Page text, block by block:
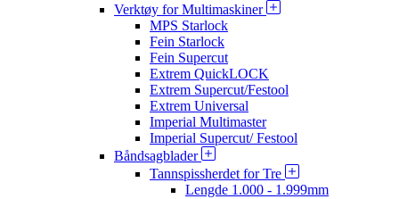
Verktøy for Multimaskiner
MPS Starlock
Fein Starlock
Fein Supercut
Extrem QuickLOCK
Extrem Supercut/Festool
Extrem Universal
Imperial Multimaster
Imperial Supercut/ Festool
Båndsagblader
Tannspissherdet for Tre
Lengde 1.000 - 1.999mm